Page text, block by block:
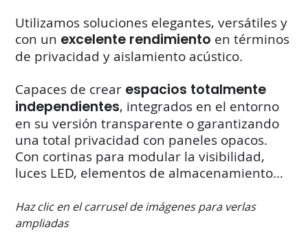
Utilizamos soluciones elegantes, versátiles y
con un excelente rendimiento en términos
de privacidad y aislamiento acústico.
Capaces de crear espacios totalmente
independientes, integrados en el entorno
en su versión transparente o garantizando
una total privacidad con paneles opacos.
Con cortinas para modular la visibilidad,
luces LED, elementos de almacenamiento…
Haz clic en el carrusel de imágenes para verlas
ampliadas